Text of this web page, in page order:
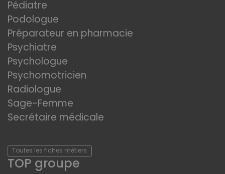
Pédiatre
Podologue
Préparateur en pharmacie
Psychiatre
Psychologue
Psychomotricien
Radiologue
Sage-Femme
Secrétaire médicale
Toutes les fiches métiers
TOP groupe